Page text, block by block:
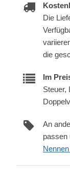
Die
die
Im
Steuer,
An
passen